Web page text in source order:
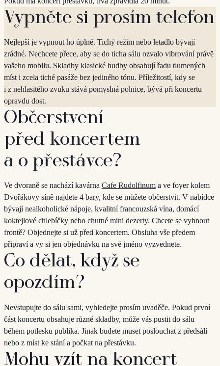
Vypněte si prosím telefon
Nejlepší je vypnout ho úplně. Tichý režim nebo letadlo bývají
zrádné. Nechcete přece, aby se do ticha sálu ozvalo vibrování právě
vašeho mobilu. Skladby klasické hudby obsahují řadu tlumených
míst i zcela tiché pasáže bez jediného tónu. Příležitostí, kdy se
i z nehlasitého zvuku stává pomyslná polnice, bývá při koncertu
opravdu dost.
Občerstvení
před koncertem
a o přestávce?
Ve dvoraně se nachází kavárna Cafe Rudolfinum a ve foyer kolem
Dvořákovy síně najdete 4 bary, kde se můžete občerstvit. V nabídce
bývají nealkoholické nápoje, kvalitní francouzská vína, domácí
koktejlové chlebíčky nebo chutné mini dezerty. Chcete se vyhnout
frontě? Objednejte si už před koncertem. Obsluha vše předem
připraví a vy si jen objednávku na své jméno vyzvednete.
Co dělat, když se
opozdím?
Nevstupujte do sálu sami, vyhledejte prosím uvaděče. Pokud první
část koncertu obsahuje různé skladby, může vás pustit do sálu
během potlesku publika. Jinak budete muset poslouchat z předsálí
nebo z míst ke stání a počkat na přestávku.
Mohu vzít na koncert